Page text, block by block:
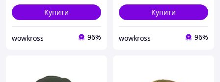
Купити
wowkross 96%
Купити
wowkross 96%